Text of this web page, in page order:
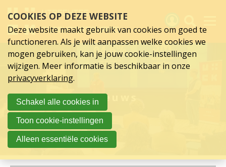
augustus
2018
links
over
Spring
hoofd
inhoud
Spring
naar
hoofdnavigatie
Nieuws
Activiteiten
Nieuws
Verslagen
Sluit je aan
Over UCK
COOKIES OP DEZE WEBSITE
Deze website maakt gebruik van cookies om goed te
functioneren. Als je wilt aanpassen welke cookies we
mogen gebruiken, kan je jouw cookie-instellingen
wijzigen. Meer informatie is beschikbaar in onze
privacyverklaring.
Schakel alle cookies in
Toon cookie-instellingen
Alleen essentiële cookies